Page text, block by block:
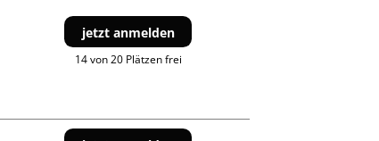
jetzt anmelden
14 von 20 Plätzen frei